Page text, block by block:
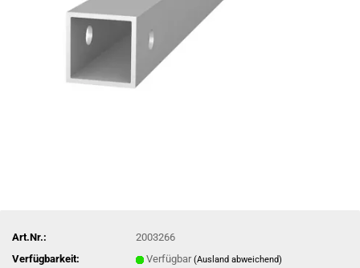
Art.Nr.:
2003266
Verfügbarkeit:
Verfügbar(Ausland abweichend)